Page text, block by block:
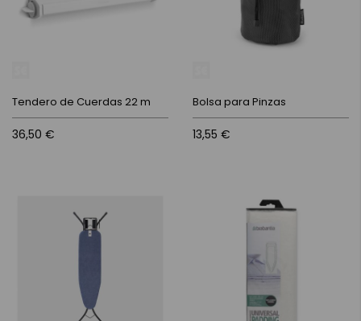
Tendero de Cuerdas 22 m
36,50 €
Bolsa para Pinzas
13,55 €